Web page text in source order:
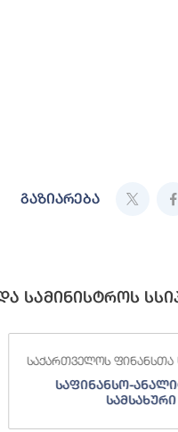
გაზიარება
სამინისტროს
სამინისტროს